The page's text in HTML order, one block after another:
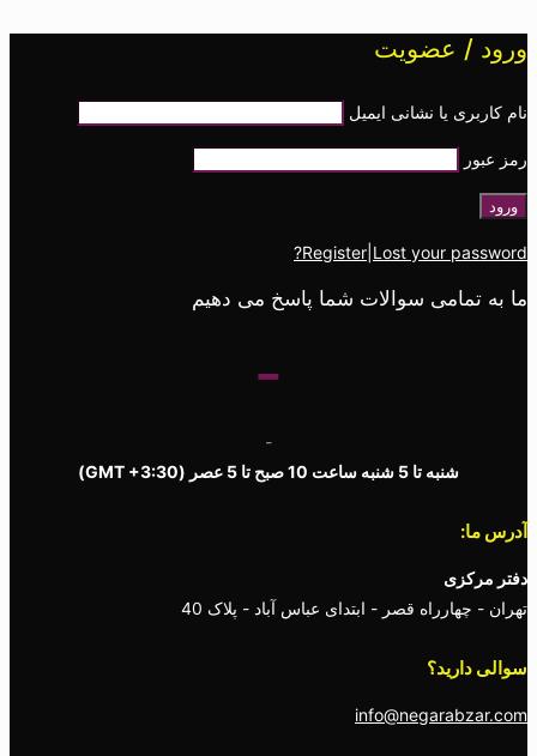
ورود / عضویت
نام کاربری یا نشانی ایمیل
رمز عبور
Register Lost your password?
ما به تمامی سوالات شما پاسخ می دهیم
-
-
شنبه تا 5 شنبه ساعت 10 صبح تا 5 عصر
(GMT +3:30)
آدرس ما:
دفتر مرکزی
تهران - چهارراه قصر - ابتدای عباس آباد - پلاک 40
سوالی دارید؟
info@negarabzar.com